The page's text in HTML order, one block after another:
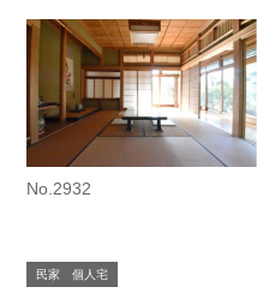
No.2932
民家 個人宅